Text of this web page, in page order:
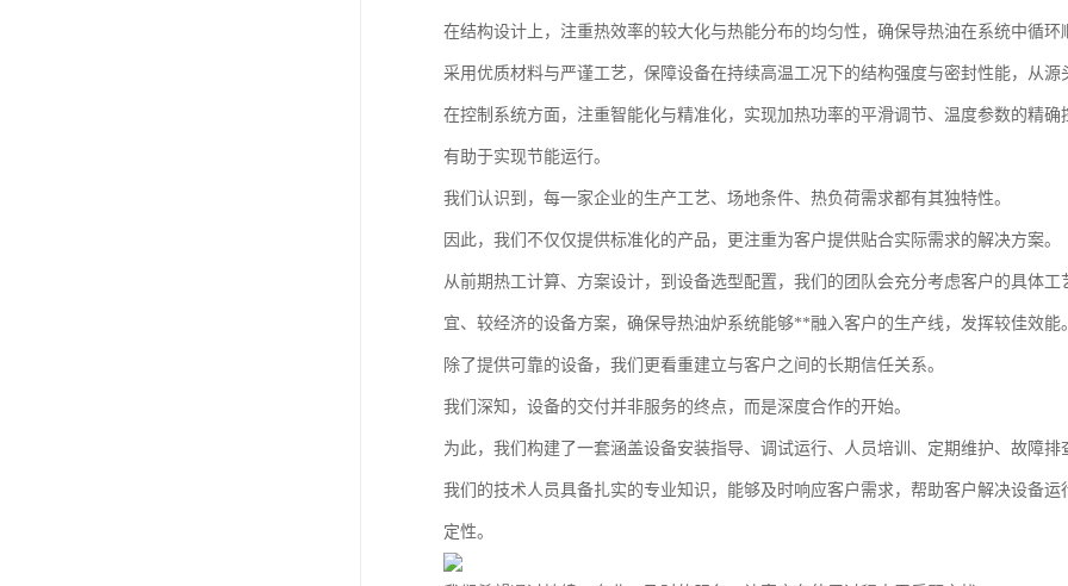
在结构设计上，注重热效率的较大化与热能分布的均匀性，确保导热油在系统中循
采用优质材料与严谨工艺，保障设备在持续高温工况下的结构强度与密封性能，从源
在控制系统方面，注重智能化与精准化，实现加热功率的平滑调节、温度参数的精
有助于实现节能运行。
我们认识到，每一家企业的生产工艺、场地条件、热负荷需求都有其独特性。
因此，我们不仅仅提供标准化的产品，更注重为客户提供贴合实际需求的解决方案。
从前期热工计算、方案设计，到设备选型配置，我们的团队会充分考虑客户的具体
宜、较经济的设备方案，确保导热油炉系统能够**融入客户的生产线，发挥较佳效能
除了提供可靠的设备，我们更看重建立与客户之间的长期信任关系。
我们深知，设备的交付并非服务的终点，而是深度合作的开始。
为此，我们构建了一套涵盖设备安装指导、调试运行、人员培训、定期维护、故障
我们的技术人员具备扎实的专业知识，能够及时响应客户需求，帮助客户解决设备
定性。